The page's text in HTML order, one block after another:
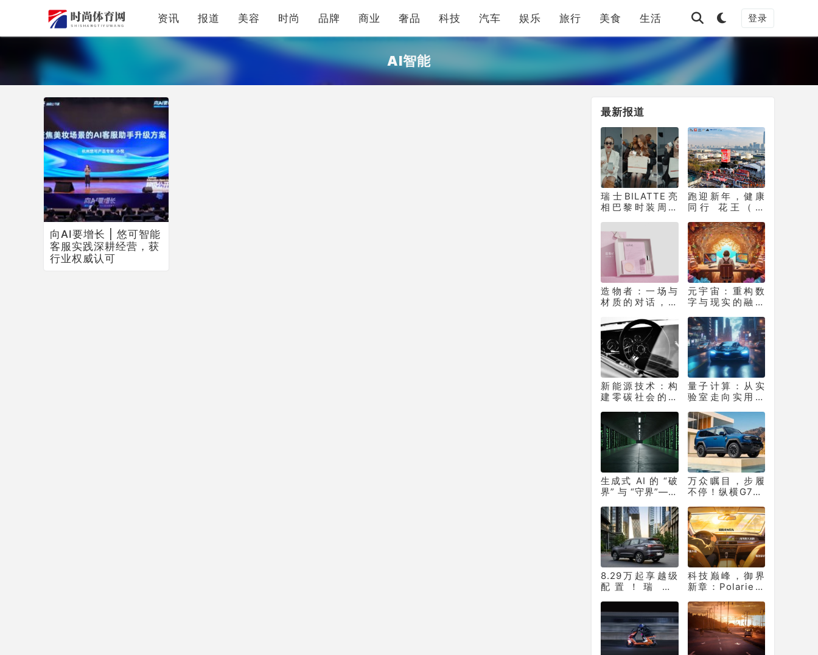
资讯 报道 美容 时尚 品牌 商业 奢品 科技 汽车 娱乐 旅行 美食 生活 登录
AI智能
向AI要增长 | 悠可智能
客服实践深耕经营，获
行业权威认可
最新报道
瑞士BILATTE亮
相巴黎时装周：
征服秀场，获好
莱坞顶级化妆师
挚荐
跑迎新年，健康
同行 花王（中
江长跑节为2025
画上活力句点
造物者：一场与
材质的对话，如
边界
元宇宙：重构数
字与现实的融合
新能源技术：构
建零碳社会的核
量子计算：从实
验室走向实用化
生成式 AI 的 “破
界” 与 “守界”——
双重革命
万众瞩目，步履
不停！纵横G700
破10331辆！
8.29万起享越级
配置！瑞虎7
科技巅峰，御界
新章：Polarie拜
膜重塑车膜行业
标准